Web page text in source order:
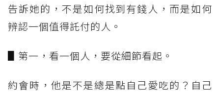
告訴她的，不是如何找到有錢人，而是如何
辨認一個值得託付的人。
▋第一，看一個人，要從細節看起。
約會時，他是不是總是點自己愛吃的？自己